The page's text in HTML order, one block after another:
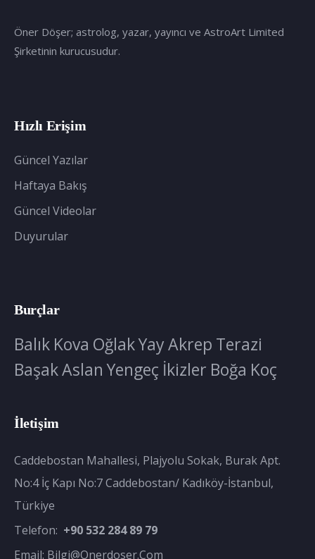
Öner Döşer; astrolog, yazar, yayıncı ve AstroArt Limited
Şirketinin kurucusudur.
Hızlı Erişim
Güncel Yazılar
Haftaya Bakış
Güncel Videolar
Duyurular
Burçlar
Balık Kova OğlakYayAkrep Terazi
BaşakAslan Yengeç İkizler Boğa Koç
İletişim
Caddebostan Mahallesi, Plajyolu Sokak, Burak Apt.
No:4 İç Kapı No:7 Caddebostan/ Kadıköy-İstanbul,
Türkiye
Telefon: +90 532 284 89 79
Email: Bilgi@onerdoser.com